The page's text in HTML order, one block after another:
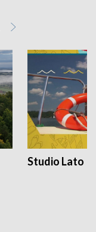
Studio Lato